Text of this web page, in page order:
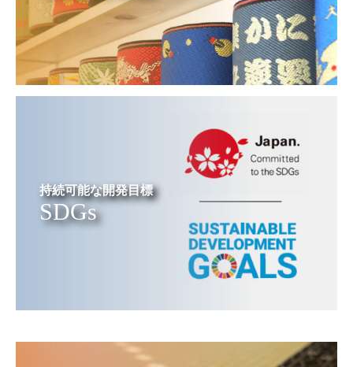
持続可能な開発目標
SDGs